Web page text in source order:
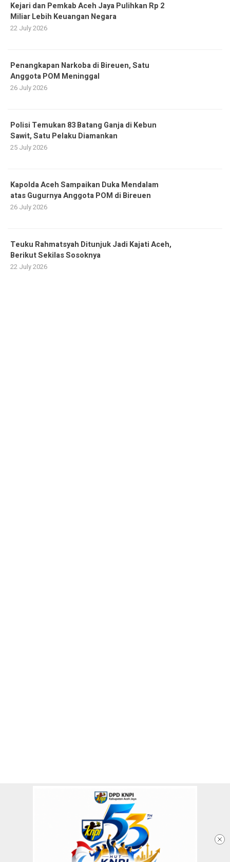
Kejari dan Pemkab Aceh Jaya Pulihkan Rp 2
Miliar Lebih Keuangan Negara
22 July 2026
Penangkapan Narkoba di Bireuen, Satu
Anggota POM Meninggal
26 July 2026
Polisi Temukan 83 Batang Ganja di Kebun
Sawit, Satu Pelaku Diamankan
25 July 2026
Kapolda Aceh Sampaikan Duka Mendalam
atas Gugurnya Anggota POM di Bireuen
26 July 2026
Teuku Rahmatsyah Ditunjuk Jadi Kajati Aceh,
Berikut Sekilas Sosoknya
22 July 2026